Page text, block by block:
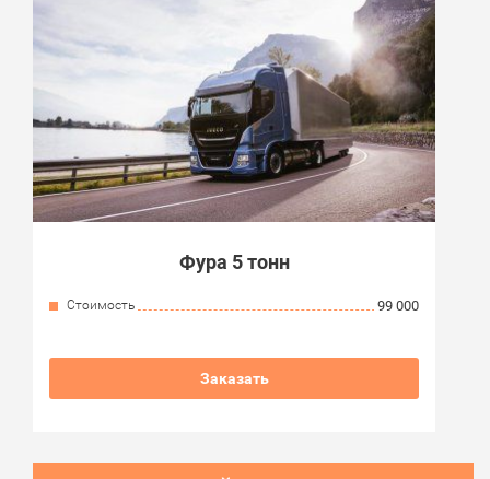
Фура 5 тонн
Стоимость 99 000
Заказать